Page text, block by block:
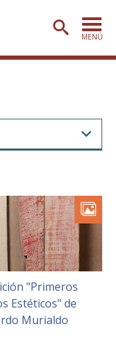
MENÚ
"Primeros
Estéticos" de
Murialdo